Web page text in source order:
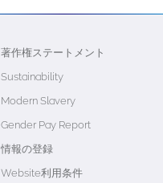
著作権ステートメント
Sustainability
Modern Slavery
Gender Pay Report
情報の登録
Website利用条件